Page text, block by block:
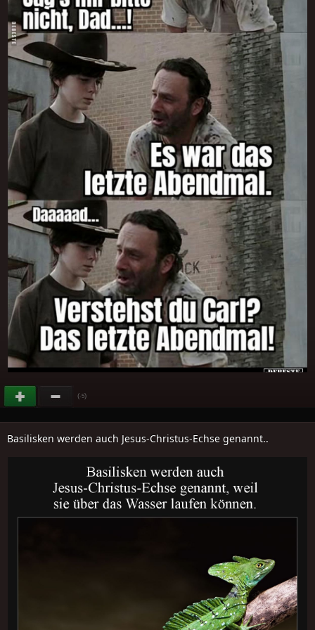
(-5)
Basilisken werden auch Jesus-Christus-Echse genannt..